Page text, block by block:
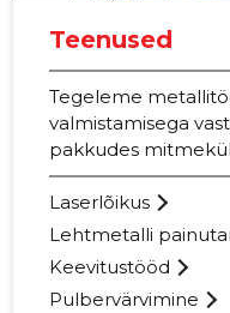
Teenused
Tegeleme
valmistamisega
pakkudes
Laserlõikus
Lehtmetalli
Keevitustööd
Pulbervärvimine